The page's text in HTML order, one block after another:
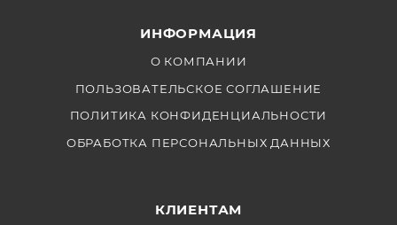
ИНФОРМАЦИЯ
О КОМПАНИИ
ПОЛЬЗОВАТЕЛЬСКОЕ СОГЛАШЕНИЕ
ПОЛИТИКА КОНФИДЕНЦИАЛЬНОСТИ
ОБРАБОТКА ПЕРСОНАЛЬНЫХ ДАННЫХ
КЛИЕНТАМ